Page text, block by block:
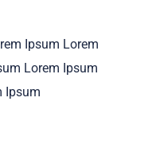
Ipsum Lorem
Lorem Ipsum
Ipsum